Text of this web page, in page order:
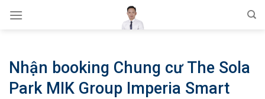
Nhận booking Chung cư The Sola
Park MIK Group Imperia Smart